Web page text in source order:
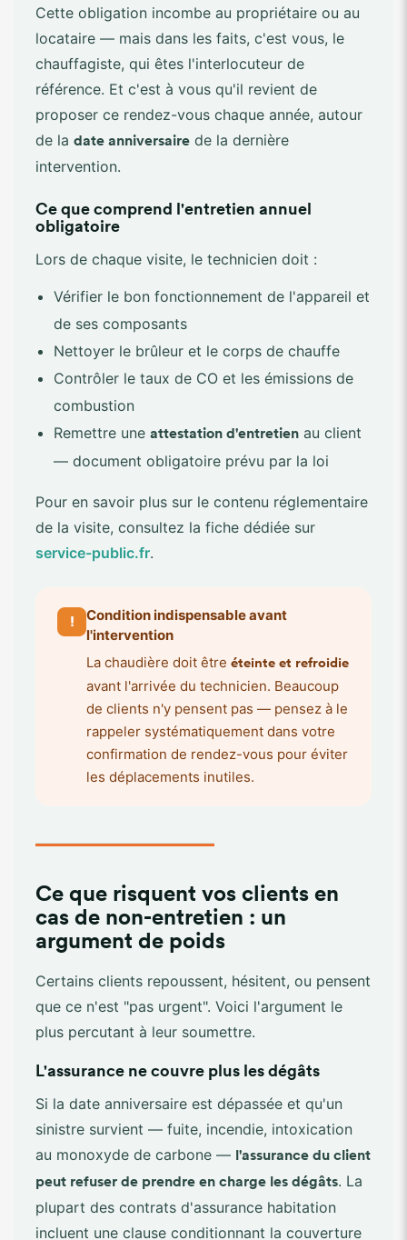
Cette obligation incombe au propriétaire ou au
locataire — mais dans les faits, c'est vous, le
chauffagiste, qui êtes l'interlocuteur de
référence. Et c'est à vous qu'il revient de
proposer ce rendez-vous chaque année, autour
de la date anniversaire de la dernière
intervention.
Ce que comprend l'entretien annuel
obligatoire
Lors de chaque visite, le technicien doit :
Vérifier le bon fonctionnement de l'appareil et
de ses composants
Nettoyer le brûleur et le corps de chauffe
Contrôler le taux de CO et les émissions de
combustion
Remettre une attestation d'entretien au client
— document obligatoire prévu par la loi
Pour en savoir plus sur le contenu réglementaire
de la visite, consultez la fiche dédiée sur
service-public.fr.
!
Condition indispensable avant
l'intervention
La chaudière doit être éteinte et refroidie
avant l'arrivée du technicien. Beaucoup
de clients n'y pensent pas — pensez à le
rappeler systématiquement dans votre
confirmation de rendez-vous pour éviter
les déplacements inutiles.
Ce que risquent vos clients en
cas de non-entretien : un
argument de poids
Certains clients repoussent, hésitent, ou pensent
que ce n'est "pas urgent". Voici l'argument le
plus percutant à leur soumettre.
L'assurance ne couvre plus les dégâts
Si la date anniversaire est dépassée et qu'un
sinistre survient — fuite, incendie, intoxication
au monoxyde de carbone — l'assurance du client
peut refuser de prendre en charge les dégâts. La
plupart des contrats d'assurance habitation
incluent une clause conditionnant la couverture